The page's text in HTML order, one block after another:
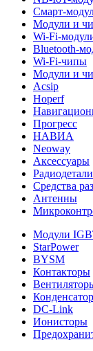
Смарт-
Модули и
Wi-Fi-
Bluetooth-
Wi-Fi-чипы
Модули и
Acsip
Hoperf
Прогресс
НАВИА
Neoway
Аксессуары
Средства
Антенны
Модули
StarPower
BYSM
Контакторы
DC-Link
Ионисторы